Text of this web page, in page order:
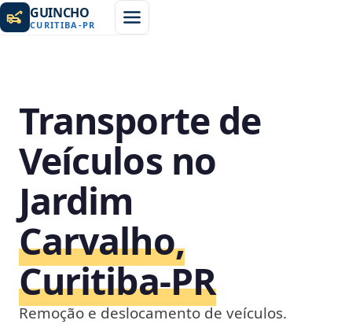
GUINCHO
CURITIBA -PR
Transporte de
Veículos no
Jardim
Carvalho,
Curitiba‑PR
Remoção e deslocamento de veículos.